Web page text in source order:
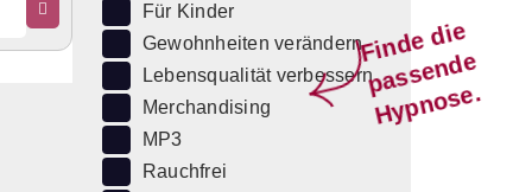
Fi
n
d
e
di
e
p
a
s
s
e
n
d
e
H
y
p
n
o
s
e.
Für Kinder
Gewohnheiten verändern
Lebensqualität verbessern
Merchandising
MP3
Rauchfrei